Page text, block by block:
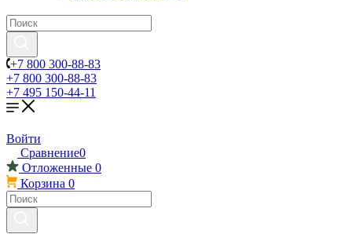
+7 800 300-88-83
+7 800 300-88-83
+7 495 150-44-11
Войти
Сравнение0
Отложенные 0
Корзина 0